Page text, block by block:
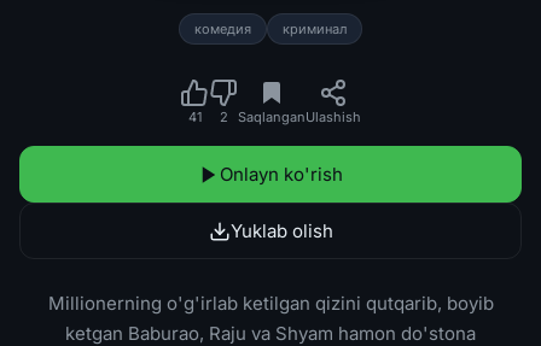
комедия криминал
41 2 SaqlanganUlashish
Onlayn ko'rish
Yuklab olish
Millionerning o'g'irlab ketilgan qizini qutqarib, boyib
ketgan Baburao, Raju va Shyam hamon do'stona